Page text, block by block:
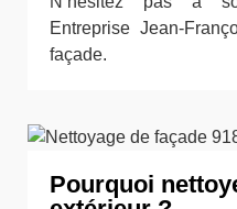
Entreprise Jean-
façade.
Pourquoi